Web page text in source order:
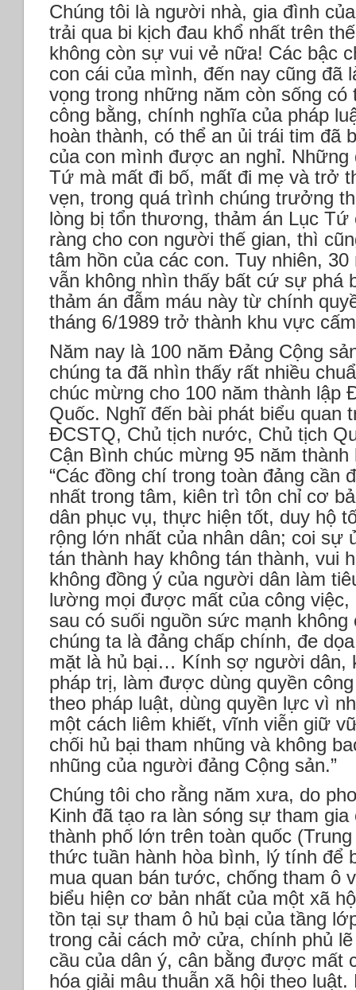
Chúng tôi là người nhà, gia đình
trải qua bi kịch đau khổ nhất trên
không còn sự vui vẻ nữa! Các bậc
con cái của mình, đến nay cũng đã
vọng trong những năm còn sống
công bằng, chính nghĩa của pháp
hoàn thành, có thể an ủi trái tim đã
của con mình được an nghỉ.
Tứ mà mất đi bố, mất đi mẹ và trở
vẹn, trong quá trình chúng trưởng
lòng bị tổn thương, thảm án Lục
ràng cho con người thế gian, thì
tâm hồn của các con. Tuy nhiên,
vẫn không nhìn thấy bất cứ sự phá
thảm án đẫm máu này từ chính
tháng 6/1989 trở thành khu vực
Năm nay là 100 năm Đảng Cộng
chúng ta đã nhìn thấy rất nhiều
chúc mừng cho 100 năm thành lập
Quốc. Nghĩ đến bài phát biểu quan
ĐCSTQ, Chủ tịch nước, Chủ tịch
Cận Bình chúc mừng 95 năm
“Các đồng chí trong toàn đảng cần
nhất trong tâm, kiên trì tôn chỉ cơ
dân phục vụ, thực hiện tốt, duy hộ
rộng lớn nhất của nhân dân; coi sự
tán thành hay không tán thành, vui
không đồng ý của người dân làm
lường mọi được mất của công
sau có suối nguồn sức mạnh không
chúng ta là đảng chấp chính, đe
mặt là hủ bại… Kính sợ người dân,
pháp trị, làm được dùng quyền
theo pháp luật, dùng quyền lực vì
một cách liêm khiết, vĩnh viễn giữ
chối hủ bại tham nhũng và không
nhũng của người đảng Cộng sản.”
Chúng tôi cho rằng năm xưa, do
Kinh đã tạo ra làn sóng sự tham
thành phố lớn trên toàn quốc
thức tuần hành hòa bình, lý tính để
mua quan bán tước, chống tham ô
biểu hiện cơ bản nhất của một xã
tồn tại sự tham ô hủ bại của tầng
trong cải cách mở cửa, chính phủ
cầu của dân ý, cân bằng được mất
hóa giải mâu thuẫn xã hội theo